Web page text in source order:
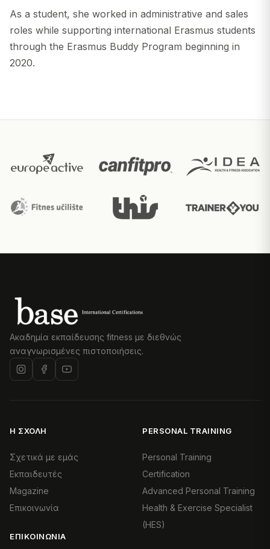
As a student, she worked in administrative and sales
roles while supporting international Erasmus students
through the Erasmus Buddy Program beginning in
2020.
Ακαδημία εκπαίδευσης fitness με διεθνώς
αναγνωρισμένες πιστοποιήσεις.
Η ΣΧΟΛΉ
Σχετικά με εμάς
Εκπαιδευτές
Magazine
Επικοινωνία
ΕΠΙΚΟΙΝΩΝΊΑ
PERSONAL TRAINING
Personal Training
Certification
Advanced Personal Training
Health & Exercise Specialist
(HES)